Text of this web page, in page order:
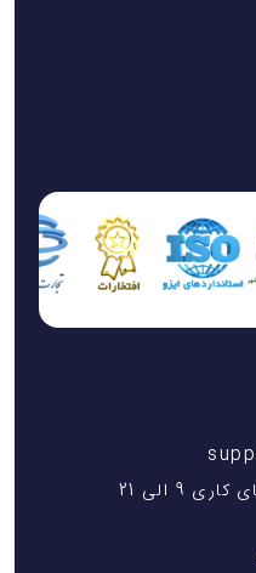
9 الی 21